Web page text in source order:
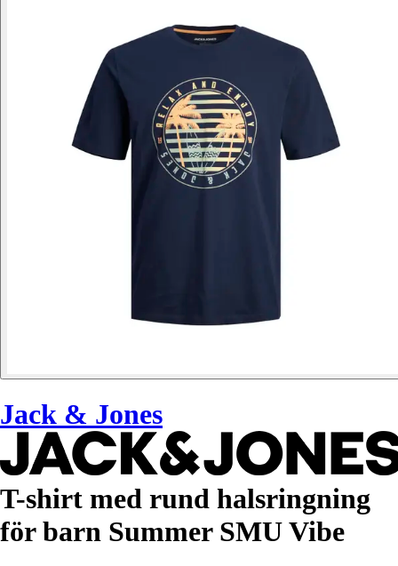
Jack & Jones
T-shirt med rund halsringning
för barn Summer SMU Vibe